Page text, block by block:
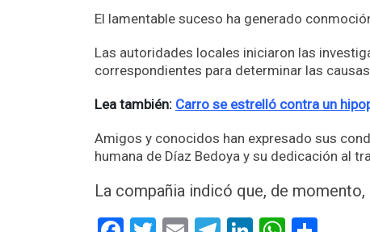
El lamentable suceso ha generado
Las autoridades locales iniciaron las
correspondientes para determinar las
Lea también: Carro se estrelló contra un
Amigos y conocidos han expresado sus
humana de Díaz Bedoya y su dedicación al
La compañia indicó que, de